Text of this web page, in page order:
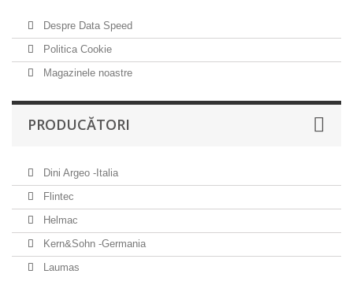
Despre Data Speed
Politica Cookie
Magazinele noastre
PRODUCĂTORI
Dini Argeo -Italia
Flintec
Helmac
Kern&Sohn -Germania
Laumas